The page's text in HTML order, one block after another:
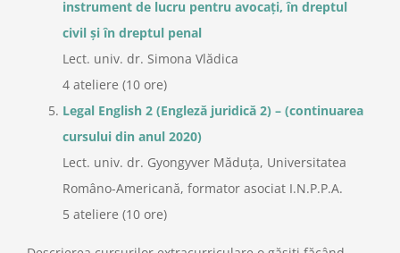
instrument de lucru pentru avocați, în dreptul
civil și în dreptul penal
Lect. univ. dr. Simona Vlădica
4 ateliere (10 ore)
Legal English 2 (Engleză juridică 2) – (continuarea
cursului din anul 2020)
Lect. univ. dr. Gyongyver Măduța, Universitatea
Româno-Americană, formator asociat I.N.P.P.A.
5 ateliere (10 ore)